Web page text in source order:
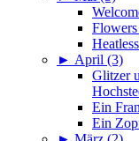
► April (3)
Glitzer
Ein
Ein